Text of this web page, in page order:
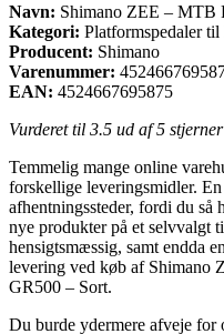
Navn: Shimano ZEE – MTB
Kategori: Platformspedaler
Producent: Shimano
Varenummer:
EAN: 4524667695875
Vurderet til 3.5 ud af 5
Temmelig mange online
forskellige leveringsmidler.
afhentningssteder, fordi du
nye produkter på et selvvalgt
hensigtsmæssig, samt endda
levering ved køb af Shimano
GR500 – Sort.
Du burde ydermere afveje